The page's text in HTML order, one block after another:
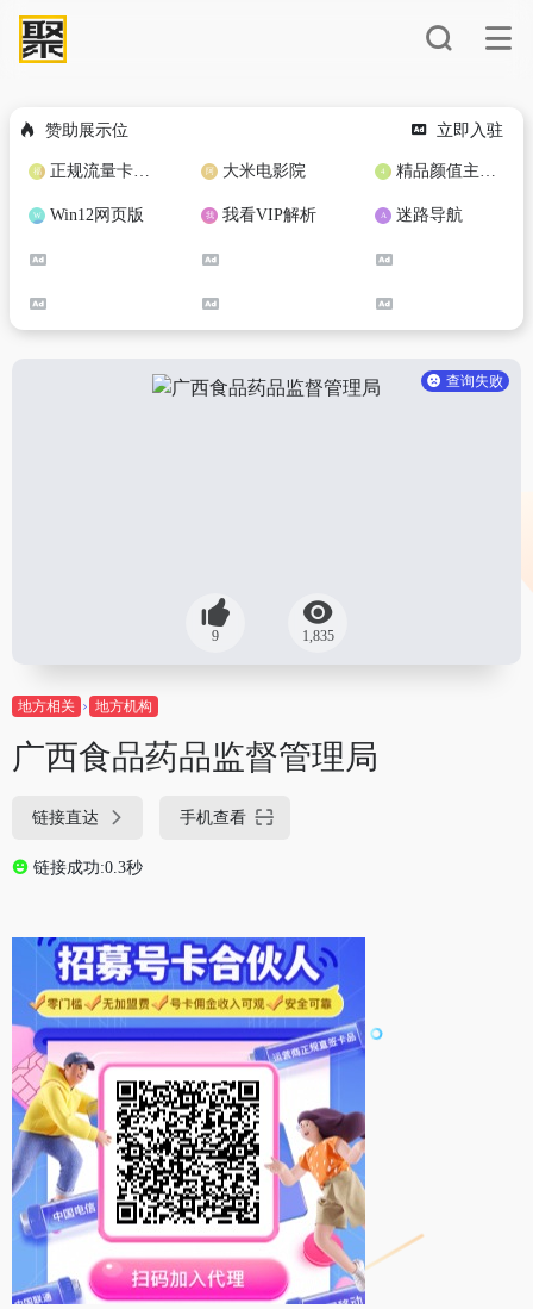
赞助展示位 立即入驻
正规流量卡免费加盟合作 大米电影院 精品颜值主播定制
Win12网页版 我看VIP解析 迷路导航
查询失败
9 1,835
地方相关 地方机构
广西食品药品监督管理局
链接直达 手机查看
链接成功:0.3秒